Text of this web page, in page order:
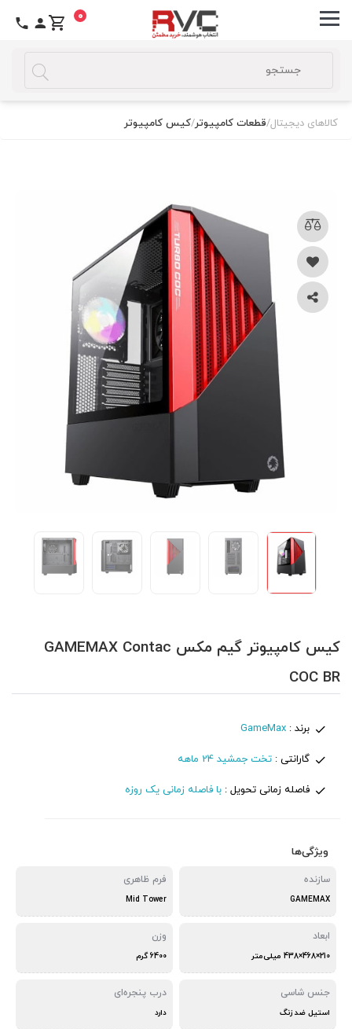
0
کالاهای دیجیتال/قطعات کامپیوتر/کیس کامپیوتر
کیس کامپیوتر گیم مکس GAMEMAX Contac
COC BR
برند :GameMax
گارانتی :تخت جمشید 24 ماهه
فاصله زمانی تحویل : با فاصله زمانی یک روزه
ویژگی‌ها
سازنده
GAMEMAX
فرم ظاهری
Mid Tower
ابعاد
210×468×438 میلی‌متر
وزن
6400 گرم
جنس شاسی
استیل ضد زنگ
درب پنجره‌ای
دارد